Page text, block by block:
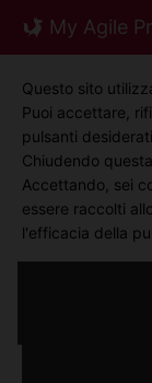
My Agile
Questo sito
Puoi accettare,
pulsanti desiderati.
Chiudendo
Accettando, sei
essere raccolti
l'efficacia della